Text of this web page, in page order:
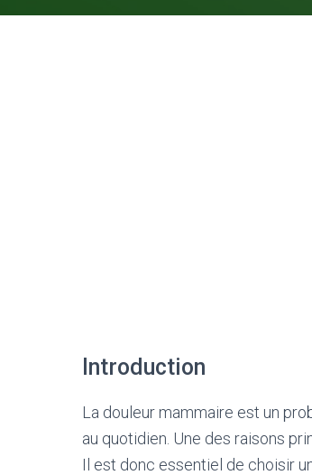
Introduction
La douleur mammaire est un
au quotidien. Une des raisons
Il est donc essentiel de choisir